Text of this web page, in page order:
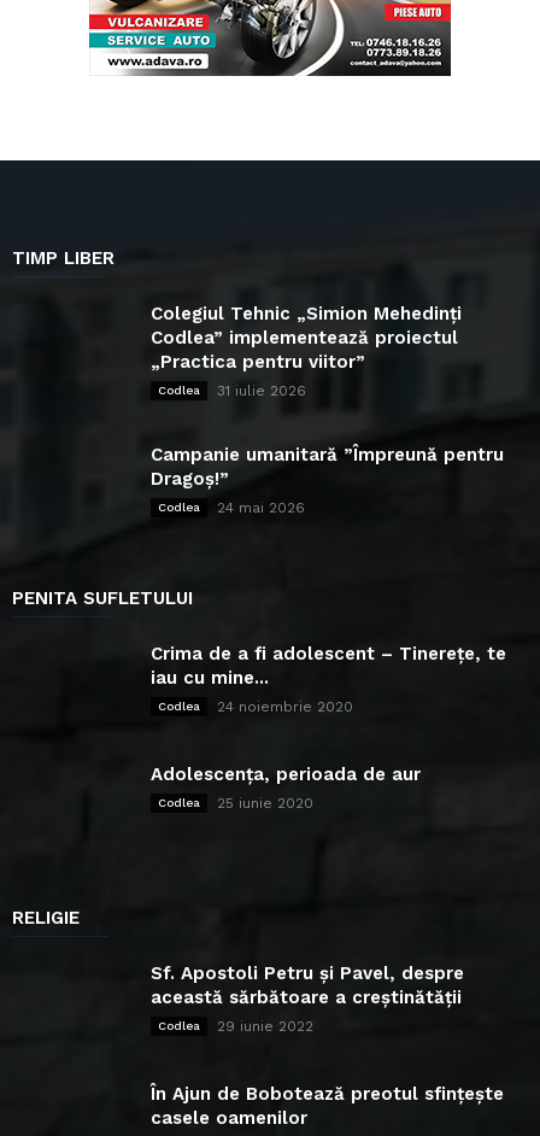
TIMP LIBER
Colegiul Tehnic „Simion Mehedinți
Codlea” implementează proiectul
„Practica pentru viitor”
Codlea 31 iulie 2026
Campanie umanitară ”Împreună pentru
Dragoș!”
Codlea 24 mai 2026
PENITA SUFLETULUI
Crima de a fi adolescent – Tinerețe, te
iau cu mine...
Codlea 24 noiembrie 2020
Adolescența, perioada de aur
Codlea 25 iunie 2020
RELIGIE
Sf. Apostoli Petru și Pavel, despre
această sărbătoare a creștinătății
Codlea 29 iunie 2022
În Ajun de Bobotează preotul sfințește
casele oamenilor